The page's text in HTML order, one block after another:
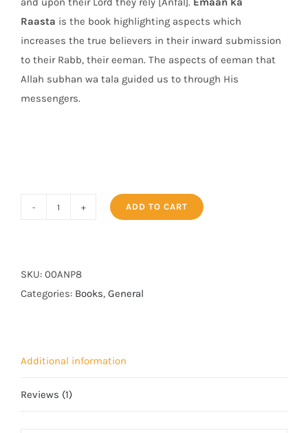
Raasta is the book highlighting aspects which
increases the true believers in their inward submission
to their Rabb, their eeman. The aspects of eeman that
Allah subhan wa tala guided us to through His
messengers.
-
ایمان
ADD TO CART
SKU: 00ANP8
Categories: Books, General
Additional information
Reviews (1)